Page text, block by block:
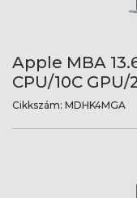
Apple MBA
CPU/10C
Cikkszám: MDHK4MGA